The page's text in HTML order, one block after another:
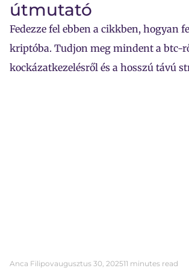
útmutató
Fedezze fel ebben a cikkben, hogyan
kriptóba. Tudjon meg mindent a btc-
kockázatkezelésről és a hosszú távú
Anca Filipovaugusztus 30, 202511 minutes read